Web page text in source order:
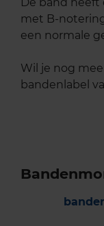
met B-
een normale
Wil je nog
bandenlabel